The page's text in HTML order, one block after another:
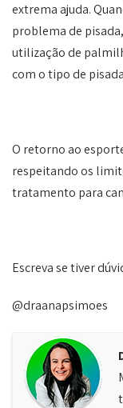
extrema ajuda.
problema de
utilização de
com o tipo de
O retorno ao
respeitando os
tratamento para
Escreva se tiver
@draanapsimoes